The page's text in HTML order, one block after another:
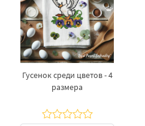
Гусенок среди цветов - 4
размера